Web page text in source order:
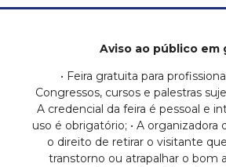
Aviso ao público em
• Feira gratuita para
Congressos, cursos e palestras
A credencial da feira é pessoal e
uso é obrigatório; • A organizadora
o direito de retirar o visitante
transtorno ou atrapalhar o bom